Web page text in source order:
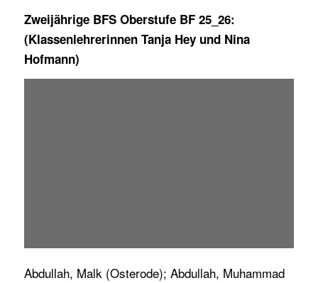
Zweijährige BFS Oberstufe BF 25_26:
(Klassenlehrerinnen Tanja Hey und Nina
Hofmann)
Abdullah, Malk (Osterode); Abdullah, Muhammad